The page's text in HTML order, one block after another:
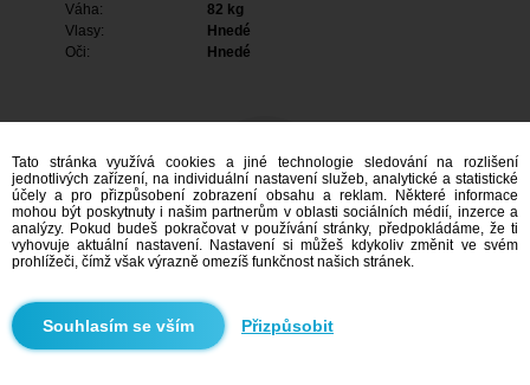
Váha:
82 kg
Vlasy:
Hnedé
Oči:
Hnedé
Vyhledávání
Tato stránka využívá cookies a jiné technologie sledování na rozlišení
jednotlivých zařízení, na individuální nastavení služeb, analytické a statistické
účely a pro přizpůsobení zobrazení obsahu a reklam. Některé informace
mohou být poskytnuty i našim partnerům v oblasti sociálních médií, inzerce a
analýzy. Pokud budeš pokračovat v používání stránky, předpokládáme, že ti
vyhovuje aktuální nastavení. Nastavení si můžeš kdykoliv změnit ve svém
prohlížeči, čímž však výrazně omezíš funkčnost našich stránek.
Přizpůsobit